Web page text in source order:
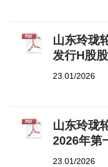
山东玲珑
发行H股
限公司上
23.01/2026
山东玲珑
2026年第
23.01/2026